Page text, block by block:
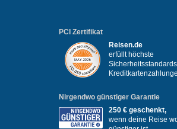
PCI Zertifikat
Reisen.de
erfüllt höchste
Nirgendwo günstiger Garantie
250 € geschenkt,
wenn deine Reise